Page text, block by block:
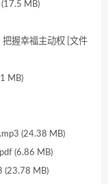
MB)
握幸福主动权 [文件
MB)
(24.38 MB)
(6.86 MB)
(23.78 MB)